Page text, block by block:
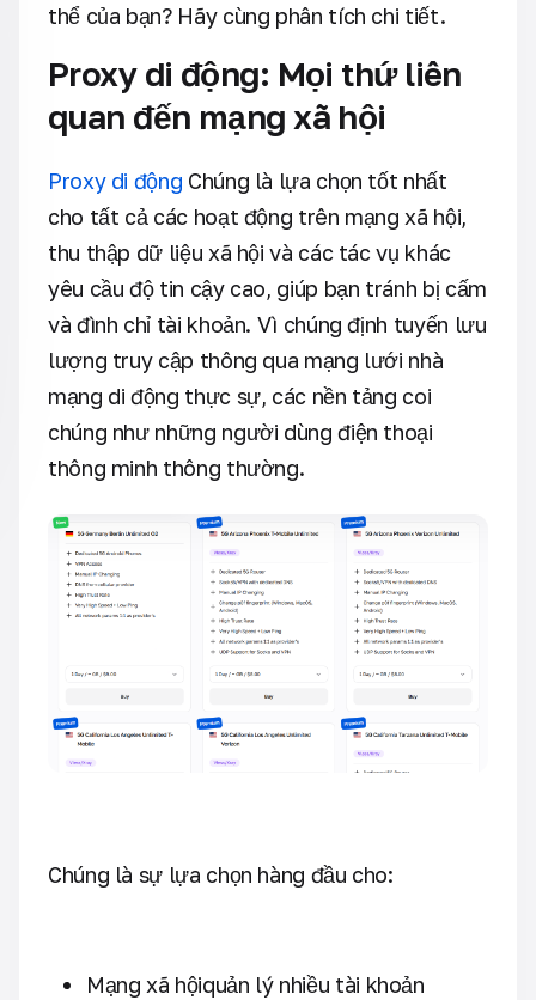
thể của bạn? Hãy cùng phân tích chi tiết.
Proxy di động: Mọi thứ liên
quan đến mạng xã hội
Proxy di động Chúng là lựa chọn tốt nhất
cho tất cả các hoạt động trên mạng xã hội,
thu thập dữ liệu xã hội và các tác vụ khác
yêu cầu độ tin cậy cao, giúp bạn tránh bị cấm
và đình chỉ tài khoản. Vì chúng định tuyến lưu
lượng truy cập thông qua mạng lưới nhà
mạng di động thực sự, các nền tảng coi
chúng như những người dùng điện thoại
thông minh thông thường.
Chúng là sự lựa chọn hàng đầu cho:
Mạng xã hộiquản lý nhiều tài khoản